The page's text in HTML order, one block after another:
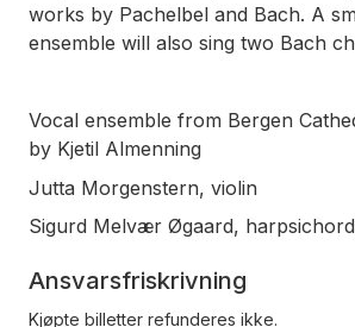
works by Pachelbel and Bach. A
ensemble will also sing two Bach
Vocal ensemble from Bergen
by Kjetil Almenning
Jutta Morgenstern, violin
Sigurd Melvær Øgaard,
Ansvarsfriskrivning
Kjøpte billetter refunderes ikke.